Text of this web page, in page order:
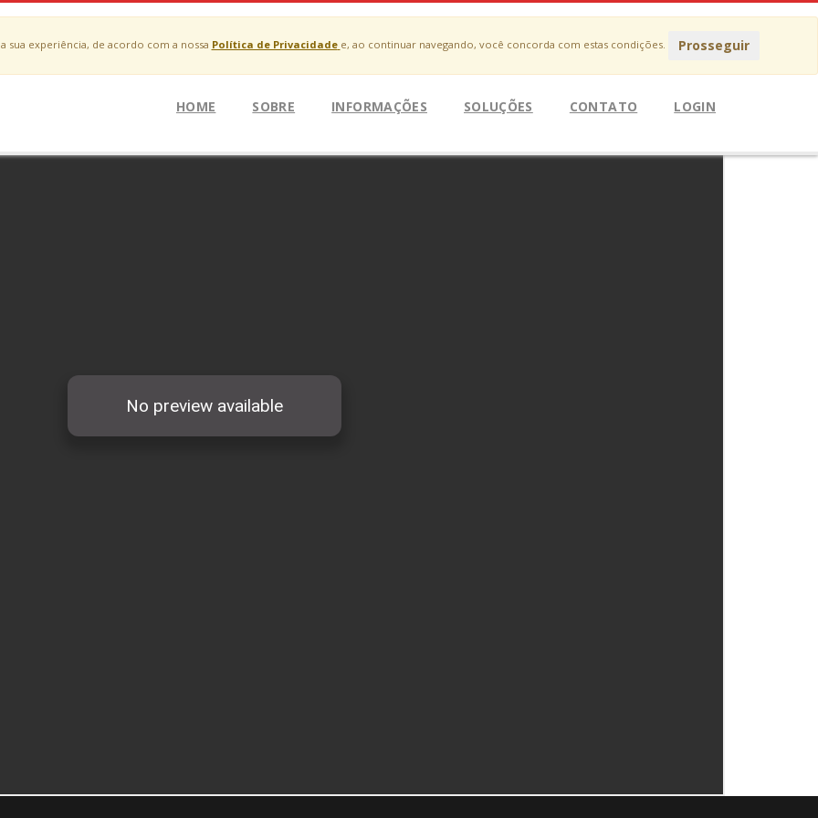
sua experiência, de acordo com a nossa Política de Privacidade e, ao continuar navegando, você concorda com estas condições. Prosseguir
HOME SOBRE INFORMAÇÕES SOLUÇÕES CONTATO LOGIN